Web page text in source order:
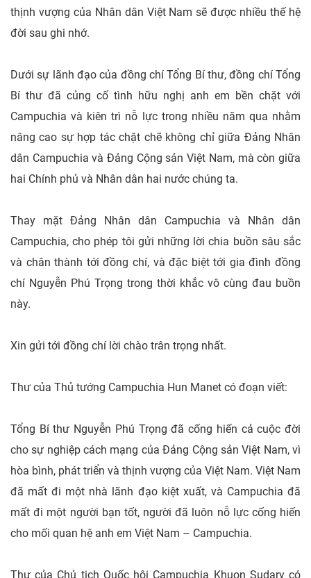
thịnh vượng của Nhân dân Việt Nam sẽ được nhiều thế hệ
đời sau ghi nhớ.
Dưới sự lãnh đạo của đồng chí Tổng Bí thư, đồng chí Tổng
Bí thư đã củng cố tình hữu nghị anh em bền chặt với
Campuchia và kiên trì nỗ lực trong nhiều năm qua nhằm
nâng cao sự hợp tác chặt chẽ không chỉ giữa Đảng Nhân
dân Campuchia và Đảng Cộng sản Việt Nam, mà còn giữa
hai Chính phủ và Nhân dân hai nước chúng ta.
Thay mặt Đảng Nhân dân Campuchia và Nhân dân
Campuchia, cho phép tôi gửi những lời chia buồn sâu sắc
và chân thành tới đồng chí, và đặc biệt tới gia đình đồng
chí Nguyễn Phú Trọng trong thời khắc vô cùng đau buồn
này.
Xin gửi tới đồng chí lời chào trân trọng nhất.
Thư của Thủ tướng Campuchia Hun Manet có đoạn viết:
Tổng Bí thư Nguyễn Phú Trọng đã cống hiến cả cuộc đời
cho sự nghiệp cách mạng của Đảng Cộng sản Việt Nam, vì
hòa bình, phát triển và thịnh vượng của Việt Nam. Việt Nam
đã mất đi một nhà lãnh đạo kiệt xuất, và Campuchia đã
mất đi một người bạn tốt, người đã luôn nỗ lực cống hiến
cho mối quan hệ anh em Việt Nam – Campuchia.
Thư của Chủ tịch Quốc hội Campuchia Khuon Sudary có